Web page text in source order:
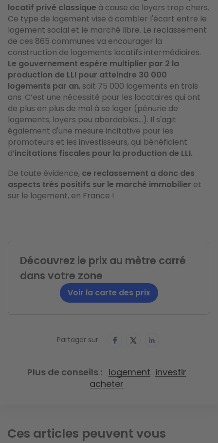
locatif privé classique à cause de loyers trop chers.
Ce type de logement vise à combler l'écart entre le
logement social et le marché libre. Le reclassement
de ces 865 communes va encourager la
construction de logements locatifs intermédiaires.
Le gouvernement espère multiplier par 2 la
production de LLI pour atteindre 30 000
logements par an, soit 75 000 logements en trois
ans. C’est une nécessité pour les locataires qui ont
de plus en plus de mal à se loger (pénurie de
logements, loyers peu abordables...). Il s'agit
également d'une mesure incitative pour les
promoteurs et les investisseurs, qui bénéficient
d’incitations fiscales pour la production de LLI.
De toute évidence, ce reclassement a donc des
aspects très positifs sur le marché immobilier et
sur le logement, en France !
Découvrez le prix au mètre carré
dans votre zone
Voir la carte des prix
Partager sur
Plus de conseils logement investir
acheter
Ces articles peuvent vous